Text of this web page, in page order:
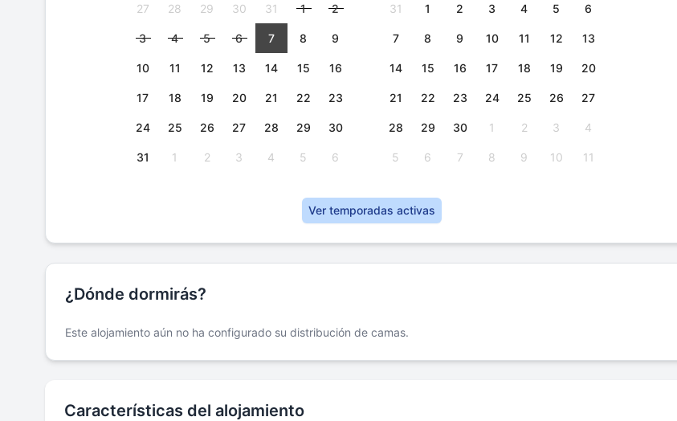
27 28 29 30 31 1 2
3 4 5 6 7 8 9
10 11 12 13 14 15 16
17 18 19 20 21 22 23
24 25 26 27 28 29 30
31 1 2 3 4 5 6
31 1 2 3 4 5 6
7 8 9 10 11 12 13
14 15 16 17 18 19 20
21 22 23 24 25 26 27
28 29 30 1 2 3 4
5 6 7 8 9 10 11
Ver temporadas activas
¿Dónde dormirás?
Este alojamiento aún no ha configurado su distribución de camas.
Características del alojamiento